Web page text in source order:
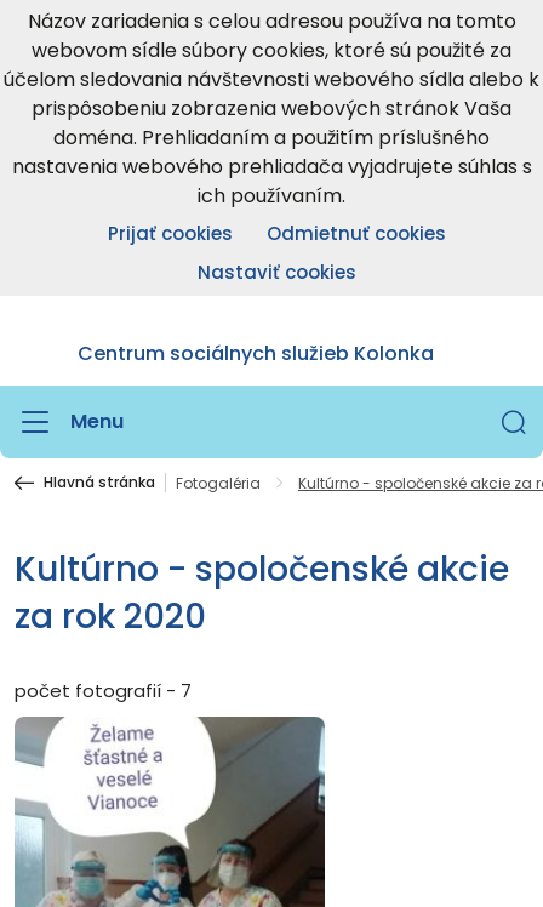
Názov zariadenia s celou adresou používa na tomto
webovom sídle súbory cookies, ktoré sú použité za
účelom sledovania návštevnosti webového sídla alebo k
prispôsobeniu zobrazenia webových stránok Vaša
doména. Prehliadaním a použitím príslušného
nastavenia webového prehliadača vyjadrujete súhlas s
ich používaním.
Prijať cookies
Odmietnuť cookies
Nastaviť cookies
Centrum sociálnych služieb Kolonka
Menu
Hlavná stránka Fotogaléria Kultúrno - spoločenské akcie za
Kultúrno - spoločenské akcie
za rok 2020
počet fotografií - 7